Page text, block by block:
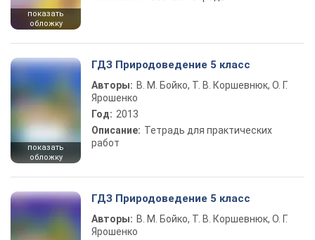
показать
обложку
показать
обложку
ГДЗ Природоведение 5 класс
Авторы: В. М. Бойко, Т. В. Коршевнюк, О. Г.
Ярошенко
Год: 2013
Описание: Тетрадь для практических
работ
ГДЗ Природоведение 5 класс
Авторы: В. М. Бойко, Т. В. Коршевнюк, О. Г.
Ярошенко